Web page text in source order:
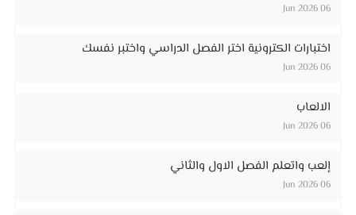
06 Jun 2026
اختبارات الكترونية اختر الفصل الدراسي واختبر نفسك
06 Jun 2026
الالعاب
06 Jun 2026
إلعب واتعلم الفصل الاول والثاني
06 Jun 2026